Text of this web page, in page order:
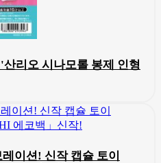
리오 시나모롤 봉제 인형
이션! 신작 캡슐 토이